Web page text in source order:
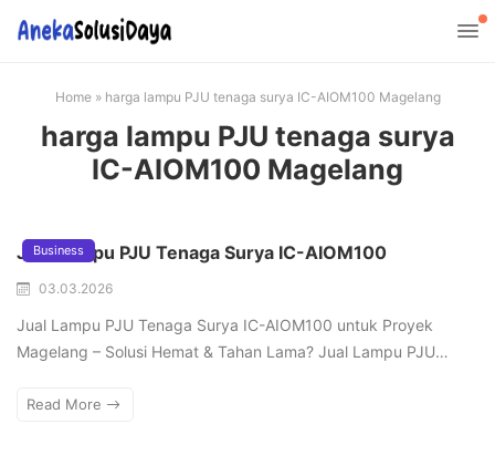
Home» harga lampu PJU tenaga surya IC-AIOM100 Magelang
harga lampu PJU tenaga surya
IC-AIOM100 Magelang
Business
Jual Lampu PJU Tenaga Surya IC-AIOM100
03.03.2026
Jual Lampu PJU Tenaga Surya IC-AIOM100 untuk Proyek
Magelang – Solusi Hemat & Tahan Lama? Jual Lampu PJU…
Read More